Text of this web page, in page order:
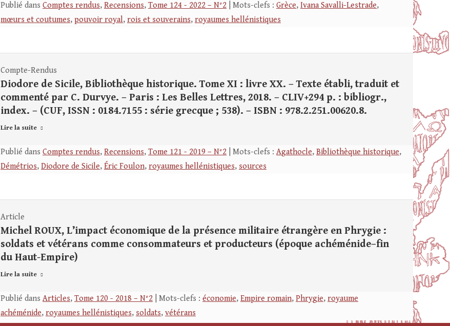
Publié dans Comptes rendus, Recensions, Tome 124 - 2022 – N°2 | Mots-clefs : Grèce, Ivana Savalli-Lestrade,
mœurs et coutumes, pouvoir royal, rois et souverains, royaumes hellénistiques
Compte-Rendus
Diodore de Sicile, Bibliothèque historique. Tome XI : livre XX. – Texte établi, traduit et
commenté par C. Durvye. – Paris : Les Belles Lettres, 2018. – CLIV+294 p. : bibliogr.,
index. – (CUF, ISSN : 0184.7155 : série grecque ; 538). – ISBN : 978.2.251.00620.8.
Lire la suite
Publié dans Comptes rendus, Recensions, Tome 121 - 2019 – N°2 | Mots-clefs : Agathocle, Bibliothèque historique,
Démétrios, Diodore de Sicile, Éric Foulon, royaumes hellénistiques, sources
Article
Michel ROUX, L’impact économique de la présence militaire étrangère en Phrygie :
soldats et vétérans comme consommateurs et producteurs (époque achéménide–fin
du Haut-Empire)
Lire la suite
Publié dans Articles, Tome 120 - 2018 – N°2 | Mots-clefs : économie, Empire romain, Phrygie, royaume
achéménide, royaumes hellénistiques, soldats, vétérans